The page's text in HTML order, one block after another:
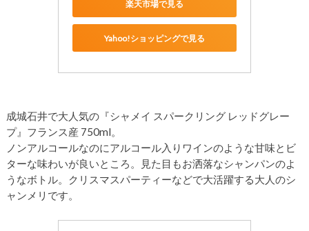
楽天市場で見る
Yahoo!ショッピングで見る
成城石井で大人気の『シャメイ スパークリング レッドグレー
プ』フランス産 750ml。
ノンアルコールなのにアルコール入りワインのような甘味とビ
ターな味わいが良いところ。見た目もお洒落なシャンパンのよ
うなボトル。クリスマスパーティーなどで大活躍する大人のシ
ャンメリです。